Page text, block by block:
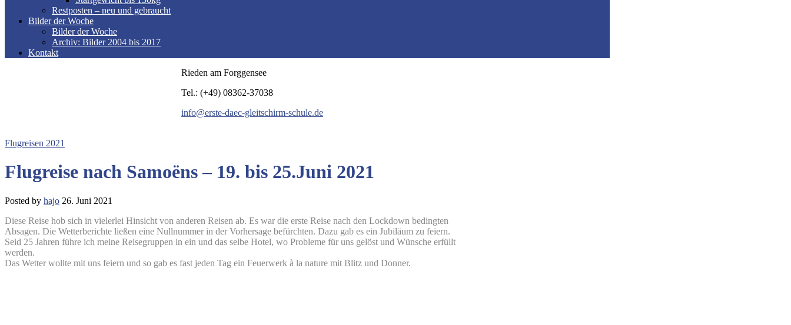
Restposten – neu und gebraucht
Bilder der Woche
Bilder der Woche
Archiv: Bilder 2004 bis 2017
Kontakt
Rieden am Forggensee
Tel.: (+49) 08362-37038
info@erste-daec-gleitschirm-schule.de
Flugreisen 2021
Flugreise nach Samoëns – 19. bis 25.Juni 2021
Posted by hajo 26. Juni 2021
Diese Reise hob sich in vielerlei Hinsicht von anderen Reisen ab. Es war die erste Reise nach den Lockdown bedingten
Absagen. Die Wetterberichte ließen eine Nullnummer in der Vorhersage befürchten. Dazu gab es ein Jubiläum zu feiern.
Seid 25 Jahren führe ich meine Reisegruppen in ein und das selbe Hotel, wo Probleme für uns gelöst und Wünsche erfüllt
werden.
Das Wetter wollte mit uns feiern und so gab es fast jeden Tag ein Feuerwerk à la nature mit Blitz und Donner.